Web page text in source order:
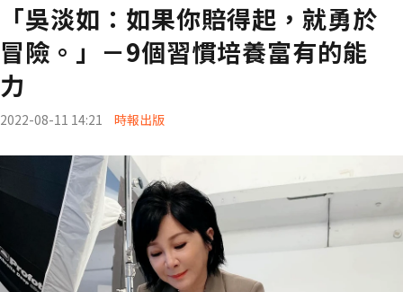
「吳淡如：如果你賠得起，就勇於
冒險。」－9個習慣培養富有的能
力
2022-08-11 14:21 時報出版